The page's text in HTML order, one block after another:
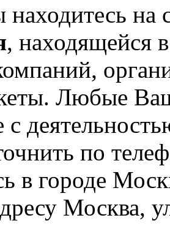
на
, находящейся
Любые
с
по
в городе
Москва,